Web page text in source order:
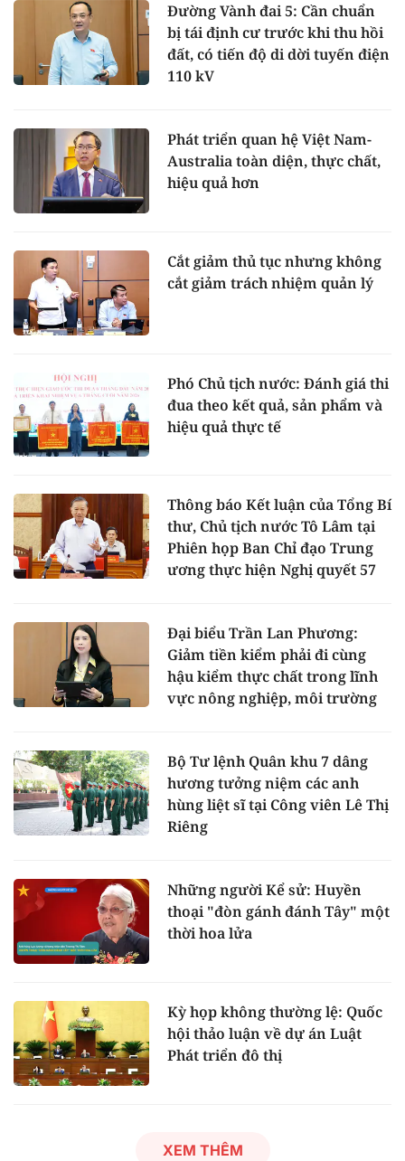
Đường Vành đai 5: Cần chuẩn
bị tái định cư trước khi thu hồi
đất, có tiến độ di dời tuyến điện
110 kV
Phát triển quan hệ Việt Nam-
Australia toàn diện, thực chất,
hiệu quả hơn
Cắt giảm thủ tục nhưng không
cắt giảm trách nhiệm quản lý
Phó Chủ tịch nước: Đánh giá thi
đua theo kết quả, sản phẩm và
hiệu quả thực tế
Thông báo Kết luận của Tổng Bí
thư, Chủ tịch nước Tô Lâm tại
Phiên họp Ban Chỉ đạo Trung
ương thực hiện Nghị quyết 57
Đại biểu Trần Lan Phương:
Giảm tiền kiểm phải đi cùng
hậu kiểm thực chất trong lĩnh
vực nông nghiệp, môi trường
Bộ Tư lệnh Quân khu 7 dâng
hương tưởng niệm các anh
hùng liệt sĩ tại Công viên Lê Thị
Riêng
Những người Kể sử: Huyền
thoại "đòn gánh đánh Tây" một
thời hoa lửa
Kỳ họp không thường lệ: Quốc
hội thảo luận về dự án Luật
Phát triển đô thị
XEM THÊM